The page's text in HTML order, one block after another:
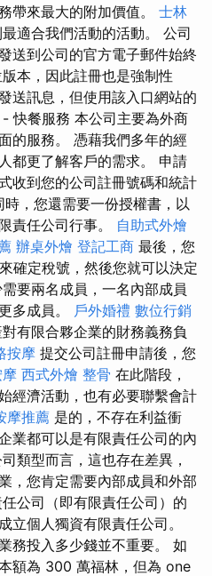
帶來最大的附加價值。 士林
適合我們活動的活動。 公司
送到公司的官方電子郵件始終
本，因此註冊也是強制性
送訊息，但使用該入口網站的
快餐服務 本公司主要為外商
的服務。 憑藉我們多年的經
都更了解客戶的需求。 申請
收到您的公司註冊號碼和統計
時，您還需要一份授權書，以
責任公司行事。 自助式外燴
辦桌外燴 登記工商 最後，您
確定稅號，然後您就可以決定
要兩名成員，一名內部成員
多成員。 戶外婚禮 數位行銷
有限合夥企業的財務義務負
按摩 提交公司註冊申請後，您
西式外燴 整骨 在此階段，
經濟活動，也有必要聯繫會計
摩推薦 是的，不存在利益衝
業都可以是有限責任公司的內
類型而言，這也存在差異，
，您肯定需要內部成員和外部
公司（即有限責任公司）的
立個人獨資有限責任公司。
務投入多少錢並不重要。 如
額為 300 萬福林，但為 one